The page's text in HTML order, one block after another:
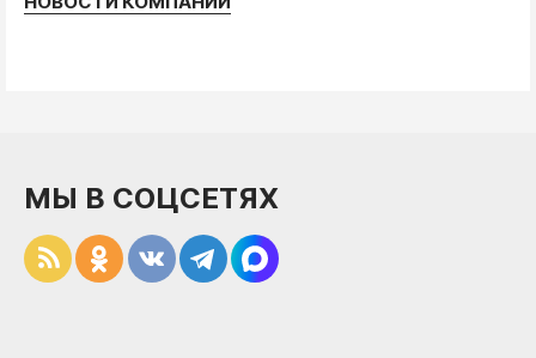
МЫ В СОЦСЕТЯХ